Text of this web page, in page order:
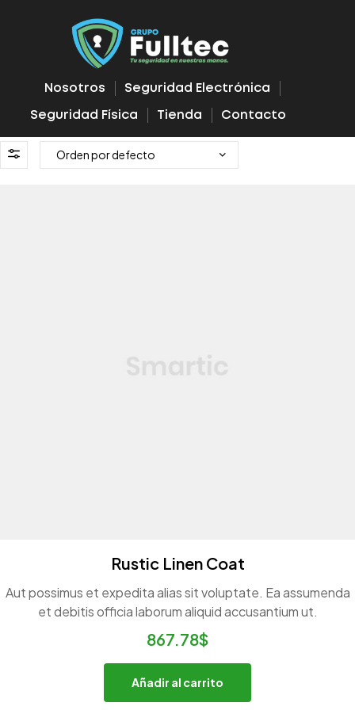
Nosotros Seguridad Electrónica
Seguridad Física Tienda Contacto
Rustic Linen Coat
Aut possimus et expedita alias sit voluptate. Ea assumenda
et debitis officia laborum aliquid accusantium ut.
867.78$
Añadir al carrito